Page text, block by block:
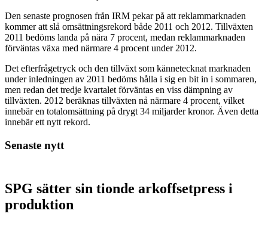
Den senaste prognosen från IRM pekar på att reklammarknaden
kommer att slå omsättningsrekord både 2011 och 2012. Tillväxten
2011 bedöms landa på nära 7 procent, medan reklammarknaden
förväntas växa med närmare 4 procent under 2012.
Det efterfrågetryck och den tillväxt som kännetecknat marknaden
under inledningen av 2011 bedöms hålla i sig en bit in i sommaren,
men redan det tredje kvartalet förväntas en viss dämpning av
tillväxten. 2012 beräknas tillväxten nå närmare 4 procent, vilket
innebär en totalomsättning på drygt 34 miljarder kronor. Även detta
innebär ett nytt rekord.
Senaste nytt
SPG sätter sin tionde arkoffsetpress i
produktion